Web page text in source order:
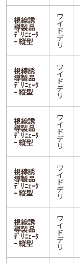
視線誘
導製品
ﾃﾞﾘﾆｪｰﾀ
ｰ 縦型
ワ
イ
ド
デ
リ
視線誘
導製品
ﾃﾞﾘﾆｪｰﾀ
ｰ 縦型
ワ
イ
ド
デ
リ
視線誘
導製品
ﾃﾞﾘﾆｪｰﾀ
ｰ 縦型
ワ
イ
ド
デ
リ
視線誘
導製品
ﾃﾞﾘﾆｪｰﾀ
ｰ 縦型
ワ
イ
ド
デ
リ
視線誘
導製品
ﾃﾞﾘﾆｪｰﾀ
ｰ 縦型
ワ
イ
ド
デ
リ